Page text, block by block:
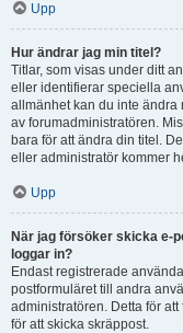
Upp
Hur ändrar jag min titel?
Titlar, som visas under ditt
eller identifierar speciella
allmänhet kan du inte ändra
av forumadministratören.
bara för att ändra din titel.
eller administratör kommer
Upp
När jag försöker skicka e-
loggar in?
Endast registrerade
postformuläret till andra
administratören. Detta för
för att skicka skräppost.